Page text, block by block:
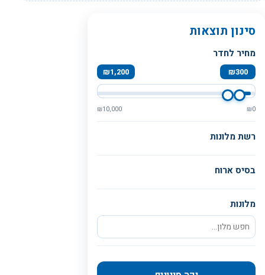
סינון תוצאות
מחיר לחדר
₪300
₪1,200
₪0
₪10,000
רשת מלונות
בסיס ארוח
מלונות